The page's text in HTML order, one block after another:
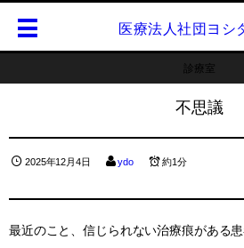
医療法人社団ヨシ
診療室
不思議
2025年12月4日 ydo 約1分
最近のこと、信じられない治療痕がある